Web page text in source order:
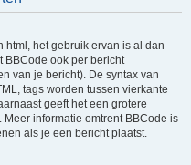
html, het gebruik ervan is al dan
BBCode ook per bericht
van je bericht). De syntax van
tags worden tussen vierkante
geeft het een grotere
informatie omtrent BBCode is
als je een bericht plaatst.